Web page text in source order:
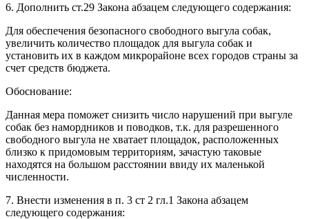
6. Дополнить ст.29 Закона абзацем следующего содержания:
Для обеспечения безопасного свободного выгула собак,
увеличить количество площадок для выгула собак и
установить их в каждом микрорайоне всех городов страны за
счет средств бюджета.
Обоснование:
Данная мера поможет снизить число нарушений при выгуле
собак без намордников и поводков, т.к. для разрешенного
свободного выгула не хватает площадок, расположенных
близко к придомовым территориям, зачастую таковые
находятся на большом расстоянии ввиду их маленькой
численности.
7. Внести изменения в п. 3 ст 2 гл.1 Закона абзацем
следующего содержания: